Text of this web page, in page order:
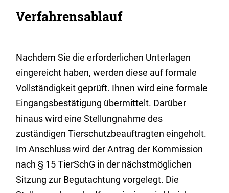
Verfahrensablauf
Nachdem Sie die erforderlichen Unterlagen
eingereicht haben, werden diese auf formale
Vollständigkeit geprüft. Ihnen wird eine formale
Eingangsbestätigung übermittelt. Darüber
hinaus wird eine Stellungnahme des
zuständigen Tierschutzbeauftragten eingeholt.
Im Anschluss wird der Antrag der Kommission
nach § 15 TierSchG in der nächstmöglichen
Sitzung zur Begutachtung vorgelegt. Die